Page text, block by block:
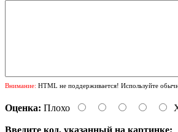
Внимание: HTML не поддерживается! Используйте
Оценка: Плохо
Введите код, указанный на картинке: